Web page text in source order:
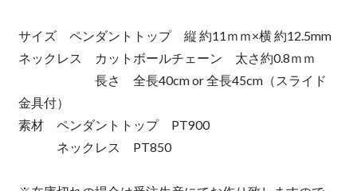
サイズ ペンダントトップ 縦 約11ｍｍ×横 約12.5mm
ネックレス カットボールチェーン 太さ約0.8ｍｍ
長さ 全長40cm or 全長45cm（スライド
金具付）
素材 ペンダントトップ PT900
ネックレス PT850